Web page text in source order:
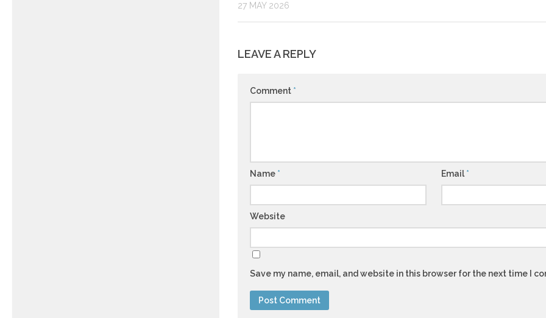
27 MAY 2026
LEAVE A REPLY
Comment *
Name * Email*
Website
Save my name, email, and website in this browser for the next time I